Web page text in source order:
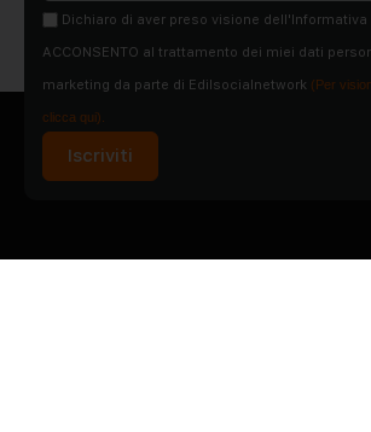
Dichiaro di aver preso visione dell'Informativa
ACCONSENTO al trattamento dei miei dati
marketing da parte di Edilsocialnetwork (Per
clicca qui).
Iscriviti